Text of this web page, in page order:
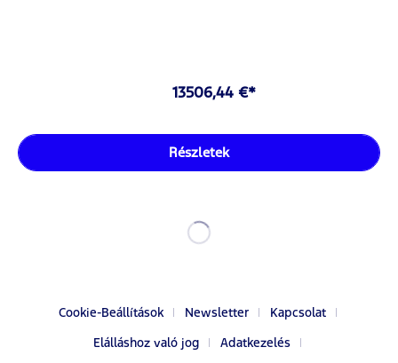
13506,44 €*
Részletek
Cookie-Beállítások Newsletter
Kapcsolat
Elálláshoz való jog
Adatkezelés